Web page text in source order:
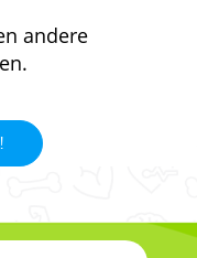
andere